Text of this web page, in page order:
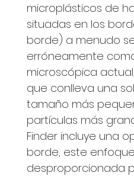
microplásticos de
situadas en los
borde) a menudo
erróneamente
microscópica
que conlleva una
tamaño más
partículas más
Finder incluye una
borde, este
desproporcionada